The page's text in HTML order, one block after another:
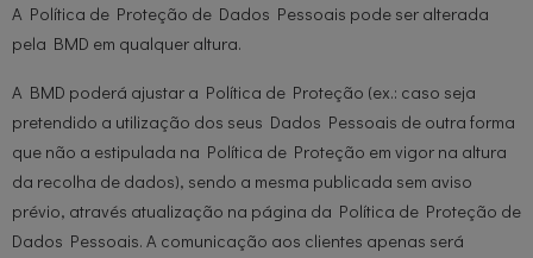
A Política de Proteção de Dados Pessoais pode ser alterada
pela BMD em qualquer altura.
A BMD poderá ajustar a Política de Proteção (ex.: caso seja
pretendido a utilização dos seus Dados Pessoais de outra forma
que não a estipulada na Política de Proteção em vigor na altura
da recolha de dados), sendo a mesma publicada sem aviso
prévio, através atualização na página da Política de Proteção de
Dados Pessoais. A comunicação aos clientes apenas será